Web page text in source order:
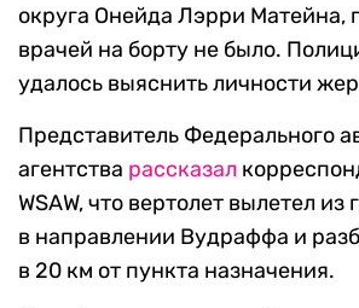
округа Онейда Лэрри Матейна,
врачей на борту не было.
удалось выяснить личности
Представитель Федерального
агентства рассказал
WSAW, что вертолет вылетел
в направлении Вудраффа и
в 20 км от пункта назначения.